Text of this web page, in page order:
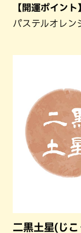
【開運ポイント
パステルオレン
二黒土星(じ